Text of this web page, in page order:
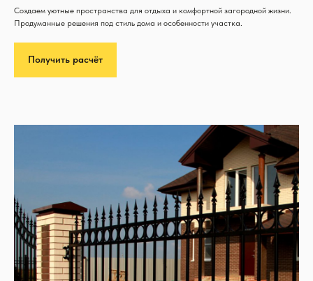
Создаем уютные пространства для отдыха и комфортной загородной жизни.
Продуманные решения под стиль дома и особенности участка.
Получить расчёт